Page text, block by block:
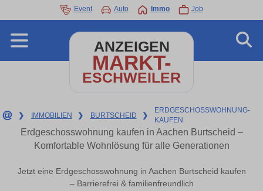
Event Auto Immo Job
ANZEIGEN
MARKT-
ESCHWEILER
❯ IMMOBILIEN ❯ BURTSCHEID ❯
ERDGESCHOSSWOHNUNG-
KAUFEN
Erdgeschosswohnung kaufen in Aachen Burtscheid –
Komfortable Wohnlösung für alle Generationen
Jetzt eine Erdgeschosswohnung in Aachen Burtscheid kaufen
– Barrierefrei & familienfreundlich